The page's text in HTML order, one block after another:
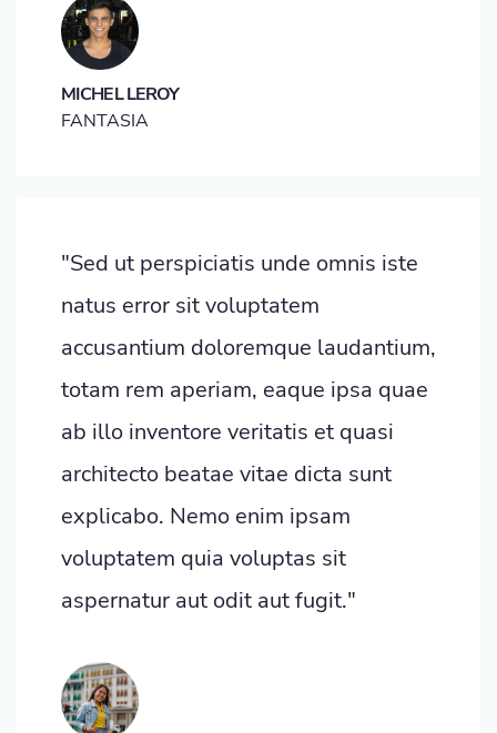
MICHEL LEROY
FANTASIA
"Sed ut perspiciatis unde omnis iste
natus error sit voluptatem
accusantium doloremque laudantium,
totam rem aperiam, eaque ipsa quae
ab illo inventore veritatis et quasi
architecto beatae vitae dicta sunt
explicabo. Nemo enim ipsam
voluptatem quia voluptas sit
aspernatur aut odit aut fugit."